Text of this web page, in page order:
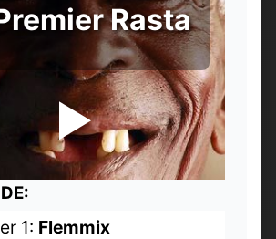
Rasta
1: Flemmix